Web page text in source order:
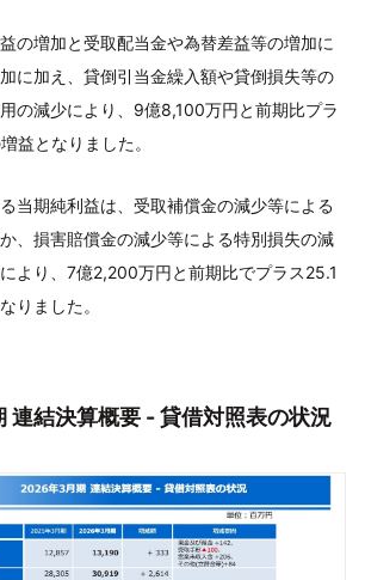
の増加と受取配当金や為替差益等の増加に
に加え、貸倒引当金繰入額や貸倒損失等の
の減少により、9億8,100万円と前期比プラ
益となりました。
当期純利益は、受取補償金の減少等による
、損害賠償金の減少等による特別損失の減
より、7億2,200万円と前期比でプラス25.1
りました。
結決算概要 - 貸借対照表の状況